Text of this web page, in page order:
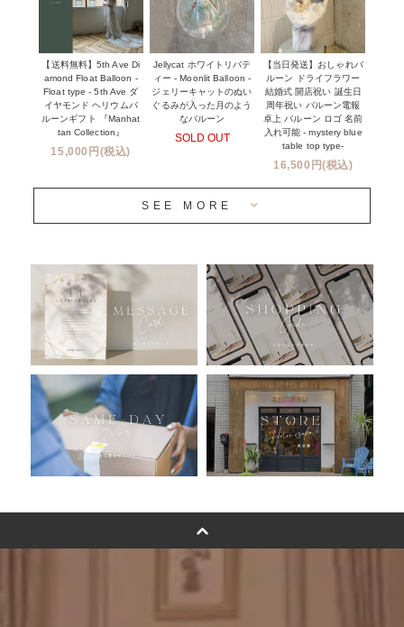
NEW YORK MIND - ニューヨークスタイルバルーン
※コンフェッティバルーン -プリント内容-
実店舗について -大阪 堀江店・名古屋 星ヶ丘店・滋賀 配送
センター店・沖縄 嘉手納基地店-
プリントサービス
前撮り写真バルーン特集
姉妹店＆関連ショップについて
安心のチャビーバルーン
おすすめ商品
バルーン自動販売機
浮くバルーンオーダーメイド - coming soonn -
卓上バルーンオーダーメイド
ムーンリットバルーンについて
その他オーダーメイド
バルーンフラワーブーケについて
プリントフォント詳細＆使用例
【送料無料】5th Ave Di
amond Float Balloon -
Float type - 5th Ave ダ
イヤモンド ヘリウムバ
ルーンギフト 『Manhat
tan Collection』
15,000円(税込)
Jellycat ホワイトリバテ
ィー - Moonlit Balloon -
ジェリーキャットのぬい
ぐるみが入った月のよう
なバルーン
SOLD OUT
【当日発送】おしゃれバ
ルーン ドライフラワー
結婚式 開店祝い 誕生日
周年祝い バルーン電報
卓上 バルーン ロゴ 名前
入れ可能 - mystery blue
table top type-
16,500円(税込)
SEE MORE